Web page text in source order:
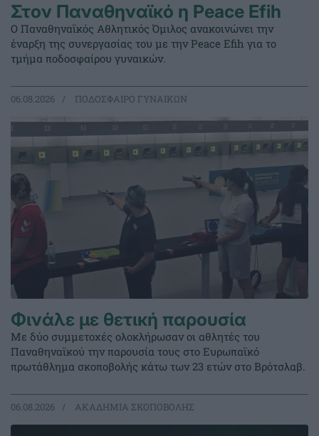
Στον Παναθηναϊκό η Peace Efih
Ο Παναθηναϊκός Αθλητικός Όμιλος ανακοινώνει την
έναρξη της συνεργασίας του με την Peace Efih για το
τμήμα ποδοσφαίρου γυναικών.
06.08.2026 ΠΟΔΟΣΦΑΙΡΟ ΓΥΝΑΙΚΩΝ
Φινάλε με θετική παρουσία
Με δύο συμμετοχές ολοκλήρωσαν οι αθλητές του
Παναθηναϊκού την παρουσία τους στο Ευρωπαϊκό
πρωτάθλημα σκοποβολής κάτω των 23 ετών στο Βρότσλαβ.
06.08.2026 ΑΚΑΔΗΜΙΑ ΣΚΟΠΟΒΟΛΗΣ